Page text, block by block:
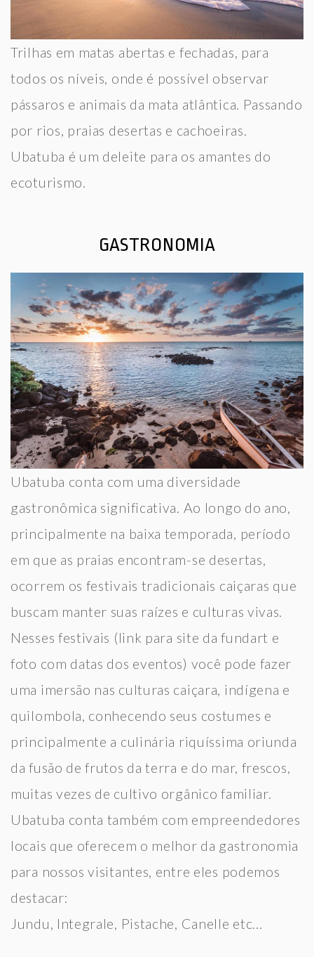
Trilhas em matas abertas e fechadas, para
todos os níveis, onde é possível observar
pássaros e animais da mata atlântica. Passando
por rios, praias desertas e cachoeiras.
Ubatuba é um deleite para os amantes do
ecoturismo.
GASTRONOMIA
Ubatuba conta com uma diversidade
gastronômica significativa. Ao longo do ano,
principalmente na baixa temporada, período
em que as praias encontram-se desertas,
ocorrem os festivais tradicionais caiçaras que
buscam manter suas raízes e culturas vivas.
Nesses festivais (link para site da fundart e
foto com datas dos eventos) você pode fazer
uma imersão nas culturas caiçara, indígena e
quilombola, conhecendo seus costumes e
principalmente a culinária riquíssima oriunda
da fusão de frutos da terra e do mar, frescos,
muitas vezes de cultivo orgânico familiar.
Ubatuba conta também com empreendedores
locais que oferecem o melhor da gastronomia
para nossos visitantes, entre eles podemos
destacar:
Jundu, Integrale, Pistache, Canelle etc...